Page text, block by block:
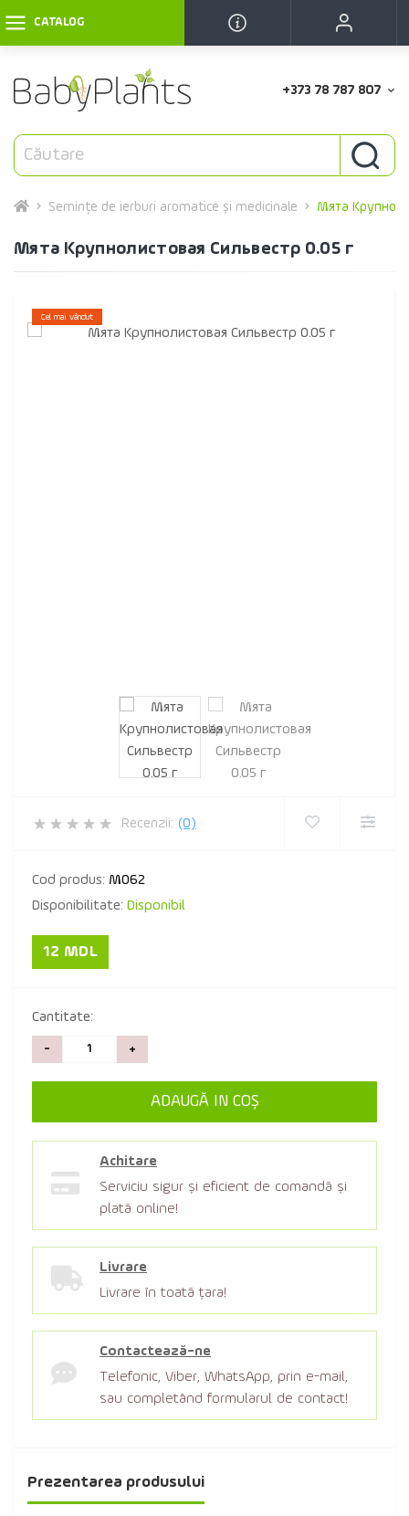
CATALOG
+373 78 787 807
Semințe de ierburi aromatice și medicinale Мята
Мята Крупнолистовая Сильвестр 0.05 г
Cel mai vândut
Recenzii: (0)
Cod produs: M062
Disponibilitate: Disponibil
12 MDL
Cantitate:
- +
ADAUGĂ IN COŞ
Achitare
Serviciu sigur şi eficient de comandă şi
plată online!
Livrare
Livrare în toată țara!
Contactează-ne
Telefonic, Viber, WhatsApp, prin e-mail,
sau completând formularul de contact!
Prezentarea produsului